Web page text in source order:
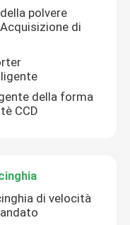
polvere
di
della forma
CCD
di velocità